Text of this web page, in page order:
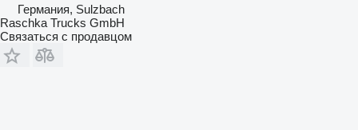
Германия, Sulzbach
Raschka Trucks GmbH
Связаться с продавцом